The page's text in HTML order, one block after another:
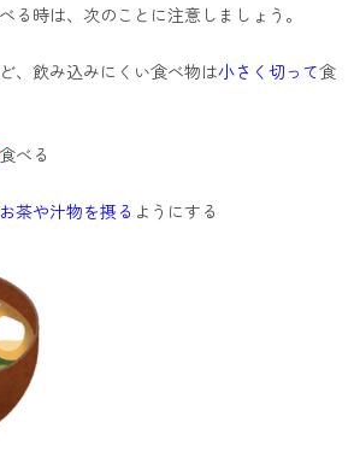
る時は、次のことに注意しましょう。
、飲み込みにくい食べ物は小さく切って食
食べる
お茶や汁物を摂る ようにする